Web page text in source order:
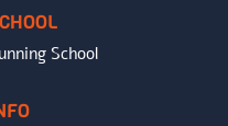
School